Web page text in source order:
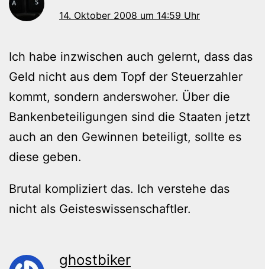
14. Oktober 2008 um 14:59 Uhr
Ich habe inzwischen auch gelernt, dass das
Geld nicht aus dem Topf der Steuerzahler
kommt, sondern anderswoher. Über die
Bankenbeteiligungen sind die Staaten jetzt
auch an den Gewinnen beteiligt, sollte es
diese geben.
Brutal kompliziert das. Ich verstehe das
nicht als Geisteswissenschaftler.
ghostbiker